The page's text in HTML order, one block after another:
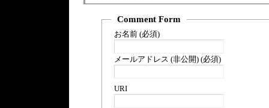
Comment Form
お名前 (必須)
メールアドレス (非公開) (必須)
URI